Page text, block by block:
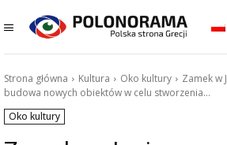
Strona główna Kultura Oko kultury
Zamek w
budowa nowych obiektów w celu stworzenia...
Oko kultury